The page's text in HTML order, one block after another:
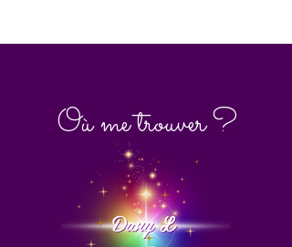
Où me trouver ?